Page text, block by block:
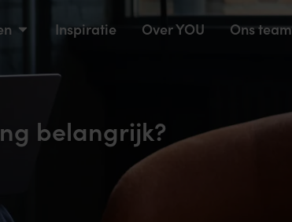
Inspiratie Over YOU Ons team
belangrijk?